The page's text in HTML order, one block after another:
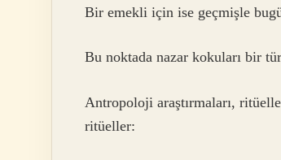
Bir emekli için ise geçmişle
Bu noktada nazar kokuları bir
Antropoloji araştırmaları,
ritüeller: